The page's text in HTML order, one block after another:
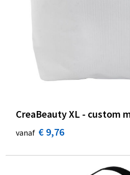
CreaBeauty XL - custom
vanaf € 9,76